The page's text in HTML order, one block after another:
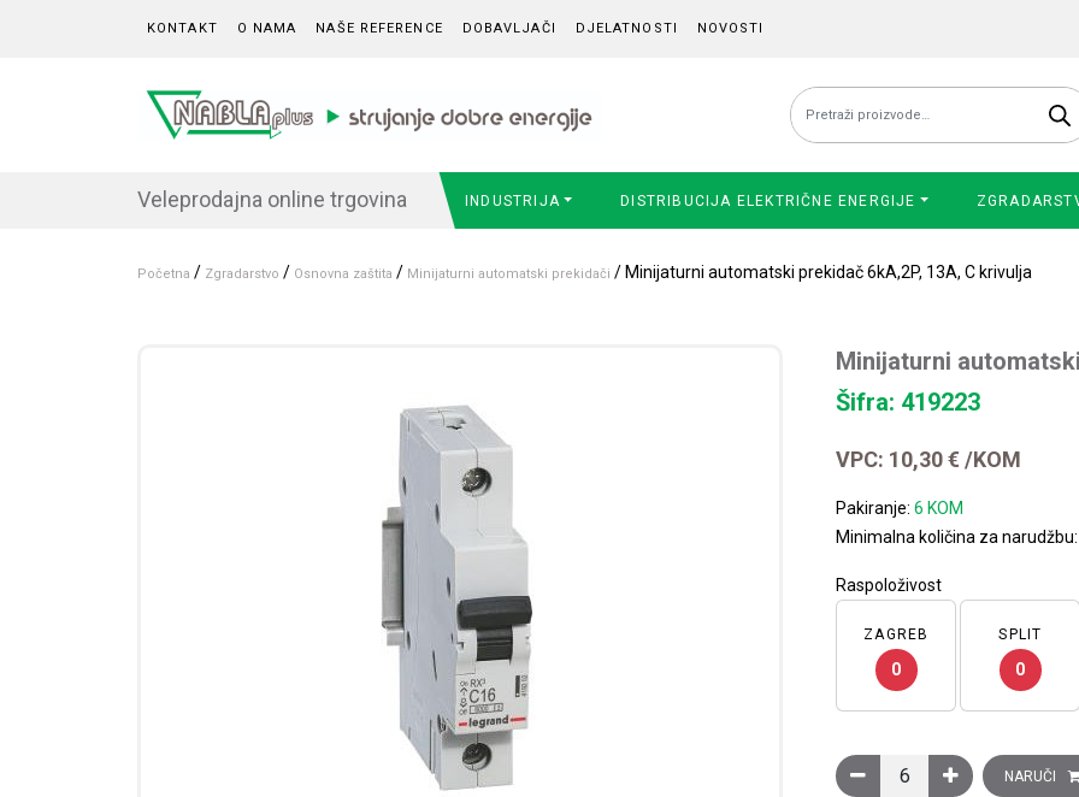
KONTAKT O NAMA NAŠE REFERENCE DOBAVLJAČI DJELATNOSTI NOVOSTI
Pretraži:
Veleprodajna online trgovina INDUSTRIJA DISTRIBUCIJA ELEKTRIČNE ENERGIJE
Početna / Zgradarstvo / Osnovna zaštita / Minijaturni automatski prekidači / Minijaturni automatski prekidač 6kA,2P, 13A, C krivulja
Minijaturni
Šifra: 419223
VPC: 10,30€ /KOM
Pakiranje:6 KOM
Minimalna količina za
Raspoloživost
ZAGREB
0
SPLIT
0
Minijaturni automatski
NARUČI